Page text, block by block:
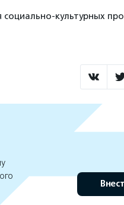
культурных